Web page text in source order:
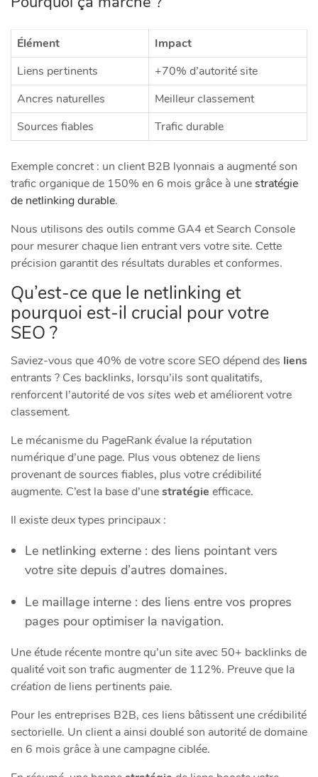
Élément
Impact
Liens pertinents
+70% d’autorité site
Ancres naturelles
Meilleur classement
Sources fiables
Trafic durable
Exemple concret : un client B2B lyonnais a augmenté son
trafic organique de 150% en 6 mois grâce à unestratégie
de netlinking durable.
Nous utilisons des outils comme GA4 et Search Console
pour mesurer chaque lien entrant vers votre site. Cette
précision garantit des résultats durables et conformes.
Qu’est-ce que le netlinking et
pourquoi est-il crucial pour votre
SEO ?
Saviez-vous que 40% de votre score SEO dépend des liens
entrants ? Ces backlinks, lorsqu’ils sont qualitatifs,
renforcent l’autorité de vos sites webet améliorent votre
classement.
Le mécanisme du PageRank évalue la réputation
numérique d’une page. Plus vous obtenez de liens
provenant de sources fiables, plus votre crédibilité
augmente. C’est la base d’unestratégie efficace.
Il existe deux types principaux :
Le netlinking externe : des liens pointant vers
votre site depuis d’autres domaines.
Le maillage interne : des liens entre vos propres
pages pour optimiser la navigation.
Une étude récente montre qu’un site avec 50+ backlinks de
qualité voit son trafic augmenter de 112%. Preuve que la
création de liens pertinents paie.
Pour les entreprises B2B, ces liens bâtissent une crédibilité
sectorielle. Un client a ainsi doublé son autorité de domaine
en 6 mois grâce à une campagne ciblée.